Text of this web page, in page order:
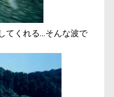
てくれる…そんな波で